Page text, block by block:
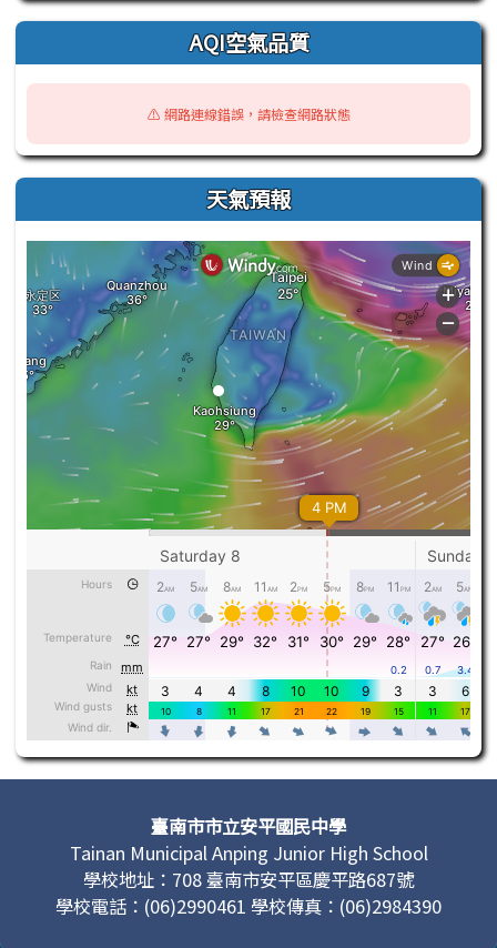
AQI空氣品質
⚠️ 網路連線錯誤，請檢查網路狀態
天氣預報
頁尾區域內容臺南市市立安平國民中學
Tainan Municipal Anping Junior High School
學校地址：708 臺南市安平區慶平路687號
學校電話：(06)2990461 學校傳真：(06)2984390